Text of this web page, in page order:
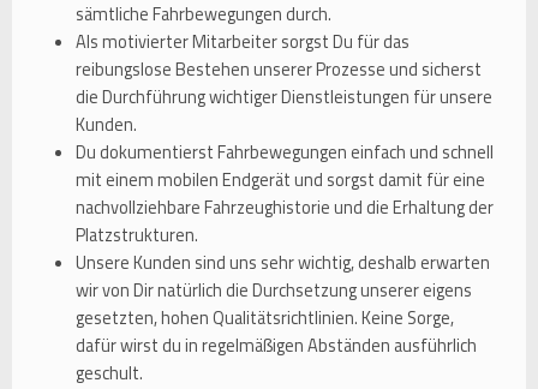
sämtliche Fahrbewegungen durch.
Als motivierter Mitarbeiter sorgst Du für das
reibungslose Bestehen unserer Prozesse und sicherst
die Durchführung wichtiger Dienstleistungen für unsere
Kunden.
Du dokumentierst Fahrbewegungen einfach und schnell
mit einem mobilen Endgerät und sorgst damit für eine
nachvollziehbare Fahrzeughistorie und die Erhaltung der
Platzstrukturen.
Unsere Kunden sind uns sehr wichtig, deshalb erwarten
wir von Dir natürlich die Durchsetzung unserer eigens
gesetzten, hohen Qualitätsrichtlinien. Keine Sorge,
dafür wirst du in regelmäßigen Abständen ausführlich
geschult.